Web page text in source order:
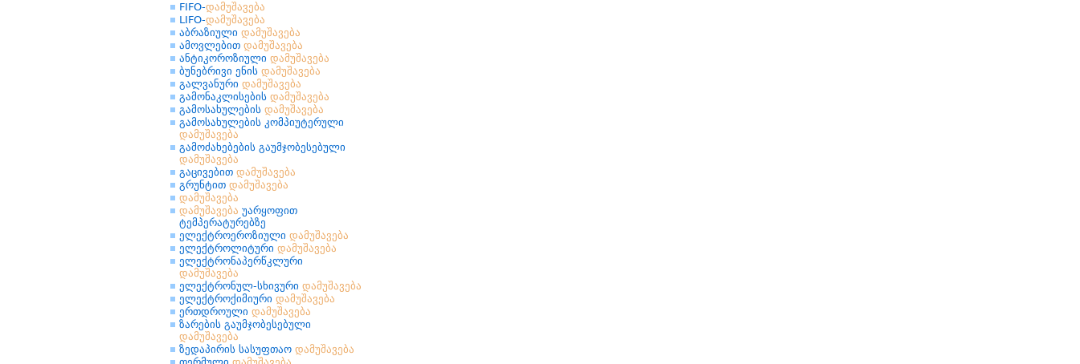
FIFO-დამუშავება
LIFO-დამუშავება
აბრაზიული დამუშავება
ამოვლებით დამუშავება
ანტიკოროზიული დამუშავება
ბუნებრივი ენის დამუშავება
გალვანური დამუშავება
გამონაკლისების დამუშავება
გამოსახულების დამუშავება
გამოსახულების კომპიუტერული
დამუშავება
გამოძახებების გაუმჯობესებული
დამუშავება
გაცივებით დამუშავება
გრუნტით დამუშავება
დამუშავება
დამუშავება უარყოფით
ტემპერატურებზე
ელექტროეროზიული დამუშავება
ელექტროლიტური დამუშავება
ელექტრონაპერწკლური
დამუშავება
ელექტრონულ-სხივური დამუშავება
ელექტროქიმიური დამუშავება
ერთდროული დამუშავება
ზარების გაუმჯობესებული
დამუშავება
ზედაპირის სასუფთაო დამუშავება